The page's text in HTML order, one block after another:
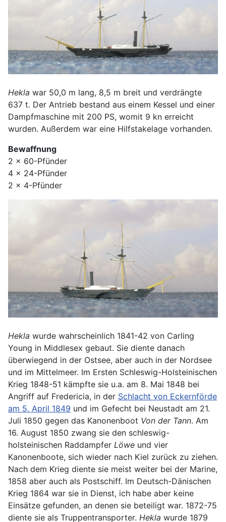
Hekla war 50,0 m lang, 8,5 m breit und verdrängte
637 t. Der Antrieb bestand aus einem Kessel und einer
Dampfmaschine mit 200 PS, womit 9 kn erreicht
wurden. Außerdem war eine Hilfstakelage vorhanden.
Bewaffnung
2 x 60-Pfünder
4 x 24-Pfünder
2 x 4-Pfünder
Hekla wurde wahrscheinlich 1841-42 von Carling
Young in Middlesex gebaut. Sie diente danach
überwiegend in der Ostsee, aber auch in der Nordsee
und im Mittelmeer. Im Ersten Schleswig-Holsteinischen
Krieg 1848-51 kämpfte sie u.a. am 8. Mai 1848 bei
Angriff auf Fredericia, in der Schlacht von Eckernförde
am 5. April 1849 und im Gefecht bei Neustadt am 21.
Juli 1850 gegen das Kanonenboot Von der Tann. Am
16. August 1850 zwang sie den schleswig-
holsteinischen Raddampfer Löwe und vier
Kanonenboote, sich wieder nach Kiel zurück zu ziehen.
Nach dem Krieg diente sie meist weiter bei der Marine,
1858 aber auch als Postschiff. Im Deutsch-Dänischen
Krieg 1864 war sie in Dienst, ich habe aber keine
Einsätze gefunden, an denen sie beteiligt war. 1872-75
diente sie als Truppentransporter. Hekla wurde 1879